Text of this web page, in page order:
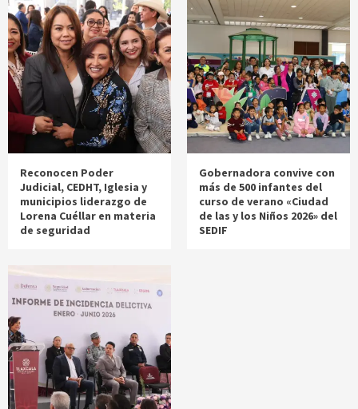
Reconocen Poder
Judicial, CEDHT, Iglesia y
municipios liderazgo de
Lorena Cuéllar en materia
de seguridad
Gobernadora convive con
más de 500 infantes del
curso de verano «Ciudad
de las y los Niños 2026» del
SEDIF